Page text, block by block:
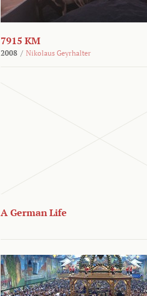
7915 KM
2008 / Nikolaus Geyrhalter
A German Life